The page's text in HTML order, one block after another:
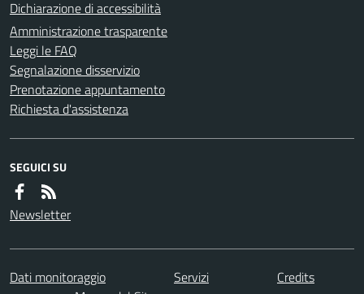
Dichiarazione di accessibilità
Amministrazione trasparente
Leggi le FAQ
Segnalazione disservizio
Prenotazione appuntamento
Richiesta d'assistenza
SEGUICI SU
Newsletter
Dati monitoraggio Servizi
Credits